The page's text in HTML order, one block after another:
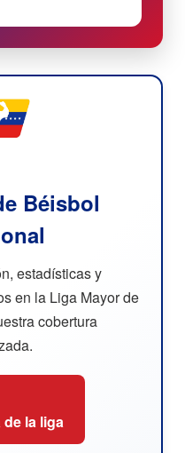
Béisbol
estadísticas y
en la Liga Mayor de
cobertura
la liga